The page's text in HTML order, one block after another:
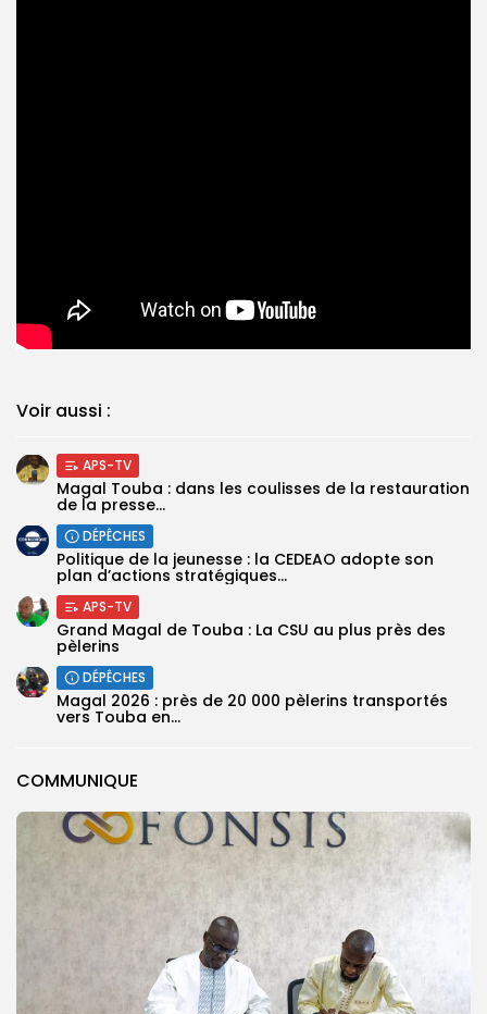
COMMUNIQUE
Voir aussi :
APS-TV
Magal Touba : dans les coulisses de la restauration
de la presse...
DÉPÊCHES
Politique de la jeunesse : la CEDEAO adopte son
plan d’actions stratégiques...
APS-TV
Grand Magal de Touba : La CSU au plus près des
pèlerins
DÉPÊCHES
Magal 2026 : près de 20 000 pèlerins transportés
vers Touba en...